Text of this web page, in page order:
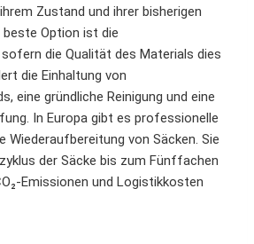
Zustand und ihrer bisherigen
beste Option ist die
sofern die Qualität des Materials dies
die Einhaltung von
eine gründliche Reinigung und eine
In Europa gibt es professionelle
Wiederaufbereitung von Säcken. Sie
der Säcke bis zum Fünffachen
Emissionen und Logistikkosten